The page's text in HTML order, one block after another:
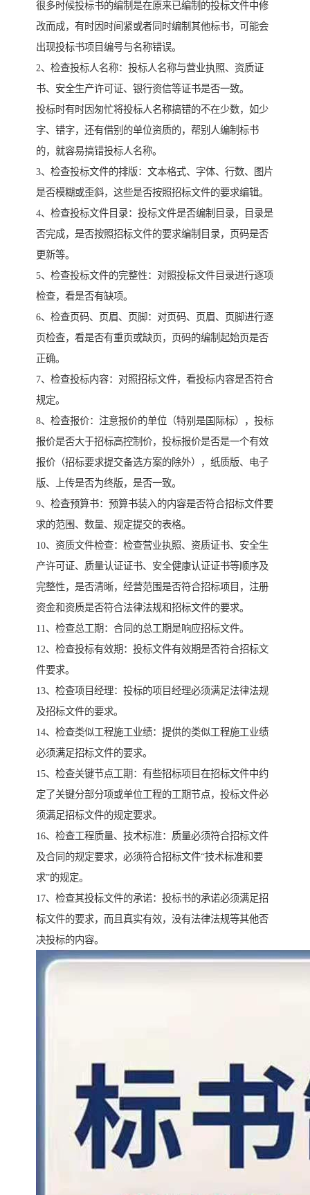
很多时候投标书的编制是在原来已编制的投标文件中修
改而成，有时因时间紧或者同时编制其他标书，可能会
出现投标书项目编号与名称错误。
2、检查投标人名称：投标人名称与营业执照、资质证
书、安全生产许可证、银行资信等证书是否一致。
投标时有时因匆忙将投标人名称搞错的不在少数，如少
字、错字，还有借别的单位资质的，帮别人编制标书
的，就容易搞错投标人名称。
3、检查投标文件的排版：文本格式、字体、行数、图片
是否模糊或歪斜，这些是否按照招标文件的要求编辑。
4、检查投标文件目录：投标文件是否编制目录，目录是
否完成，是否按照招标文件的要求编制目录，页码是否
更新等。
5、检查投标文件的完整性：对照投标文件目录进行逐项
检查，看是否有缺项。
6、检查页码、页眉、页脚：对页码、页眉、页脚进行逐
页检查，看是否有重页或缺页，页码的编制起始页是否
正确。
7、检查投标内容：对照招标文件，看投标内容是否符合
规定。
8、检查报价：注意报价的单位（特别是国际标），投标
报价是否大于招标高控制价，投标报价是否是一个有效
报价（招标要求提交备选方案的除外），纸质版、电子
版、上传是否为终版，是否一致。
9、检查预算书：预算书装入的内容是否符合招标文件要
求的范围、数量、规定提交的表格。
10、资质文件检查：检查营业执照、资质证书、安全生
产许可证、质量认证证书、安全健康认证证书等顺序及
完整性，是否清晰，经营范围是否符合招标项目，注册
资金和资质是否符合法律法规和招标文件的要求。
11、检查总工期：合同的总工期是响应招标文件。
12、检查投标有效期：投标文件有效期是否符合招标文
件要求。
13、检查项目经理：投标的项目经理必须满足法律法规
及招标文件的要求。
14、检查类似工程施工业绩：提供的类似工程施工业绩
必须满足招标文件的要求。
15、检查关键节点工期：有些招标项目在招标文件中约
定了关键分部分项或单位工程的工期节点，投标文件必
须满足招标文件的规定要求。
16、检查工程质量、技术标准：质量必须符合招标文件
及合同的规定要求，必须符合招标文件“技术标准和要
求”的规定。
17、检查其投标文件的承诺：投标书的承诺必须满足招
标文件的要求，而且真实有效，没有法律法规等其他否
决投标的内容。